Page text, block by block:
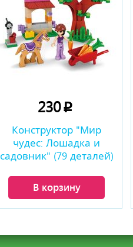
230p
Конструктор "Мир
чудес: Лошадка и
садовник" (79 деталей)
В корзину